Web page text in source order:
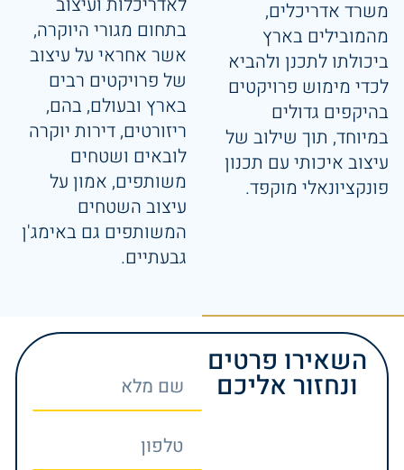
משרד אדריכלים,
מהמובילים בארץ
ביכולתו לתכנן ולהביא
לכדי מימוש פרויקטים
בהיקפים גדולים
במיוחד, תוך שילוב של
עיצוב איכותי עם תכנון
פונקציונאלי מוקפד.
בתחום מגורי היוקרה,
אשר אחראי על עיצוב
של פרויקטים רבים
בארץ ובעולם, בהם,
ריזורטים, דירות יוקרה
לובאים ושטחים
משותפים, אמון על
עיצוב השטחים
המשותפים גם באימג'ן
גבעתיים.
השאירו פרטים
ונחזור אליכם